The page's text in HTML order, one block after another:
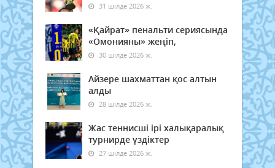
31 шілде 2026 ж.
«Қайрат» пенальти сериясында
«Омонияны» жеңіп,
30 шілде 2026 ж.
Айзере шахматтан қос алтын
алды
28 шілде 2026 ж.
Жас теннисші ірі халықаралық
турнирде үздіктер
27 шілде 2026 ж.